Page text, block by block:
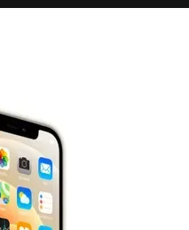
Партнёры О нас